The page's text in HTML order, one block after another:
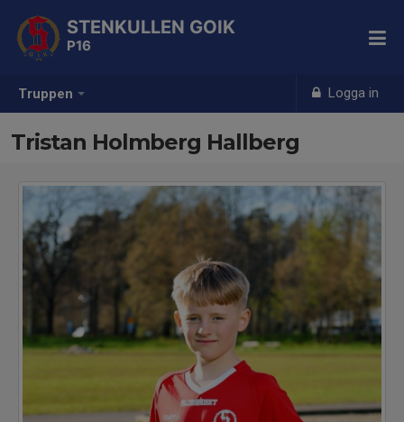
Truppen Logga in
STENKULLEN GOIK
P16
Tristan Holmberg Hallberg